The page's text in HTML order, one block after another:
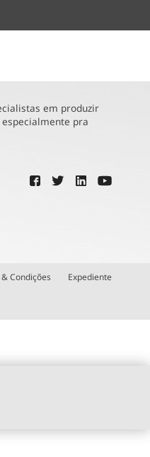
em produzir
pra
Condições Expediente